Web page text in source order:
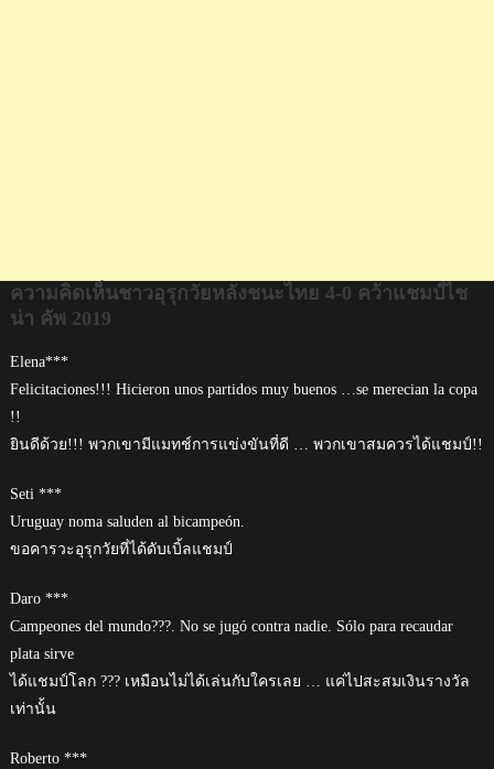
ความคิดเห็นชาวอุรุกวัยหลังชนะไทย 4-0 คว้าแชมป์ไช
น่า คัพ 2019
Elena***
Felicitaciones!!! Hicieron unos partidos muy buenos …se merecian la copa
!!
ยินดีด้วย!!! พวกเขามีแมทช์การแข่งขันที่ดี … พวกเขาสมควรได้แชมป์!!
Seti ***
Uruguay noma saluden al bicampeón.
ขอคารวะอุรุกวัยที่ได้ดับเบิ้ลแชมป์
Daro ***
Campeones del mundo???. No se jugó contra nadie. Sólo para recaudar
plata sirve
ได้แชมป์โลก ??? เหมือนไม่ได้เล่นกับใครเลย … แค่ไปสะสมเงินรางวัล
เท่านั้น
Roberto ***